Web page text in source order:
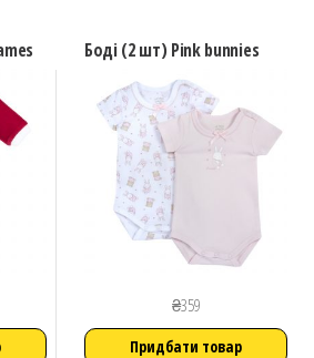
Боді (2 шт) Pink bunnies
₴359
Придбати товар